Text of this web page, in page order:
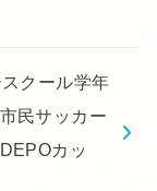
クール学年
民サッカー
カッ